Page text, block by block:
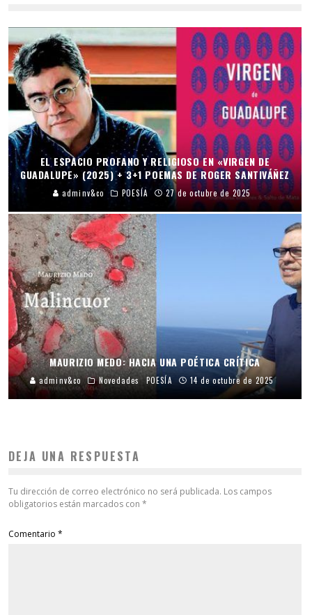
EL ESPACIO PROFANO Y RELIGIOSO EN «VIRGEN DE
GUADALUPE» (2025) + 3+1 POEMAS DE ROGER SANTIVÁÑEZ
adminv&co POESÍA 27 de octubre de 2025
MAURIZIO MEDO: HACIA UNA POÉTICA CRÍTICA
adminv&co Novedades POESÍA 14 de octubre de 2025
DEJA UNA RESPUESTA
Tu dirección de correo electrónico no será publicada. Los campos
obligatorios están marcados con *
Comentario *